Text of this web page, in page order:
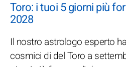
Toro: i tuoi 5 giorni più
2028
Il nostro astrologo esperto
cosmici di del Toro a